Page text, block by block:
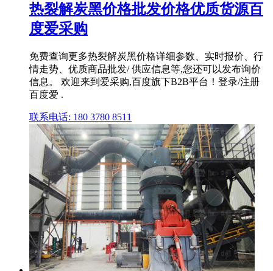
热裂解炭黑价格批发价格优质货源百
度爱采购
免费查询更多热裂解炭黑价格详细参数、实时报价、行
情走势、优质商品批发/ 供应信息等,您还可以发布询价
信息。 欢迎来到爱采购,百度旗下B2B平台！登录/注册
百度爱 .
联系电话: 180 3780 8511